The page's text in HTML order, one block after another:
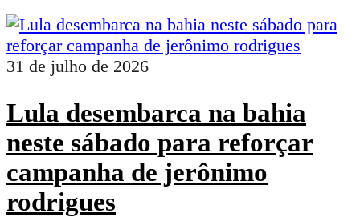
31 de julho de 2026
Lula desembarca na bahia
neste sábado para reforçar
campanha de jerônimo
rodrigues